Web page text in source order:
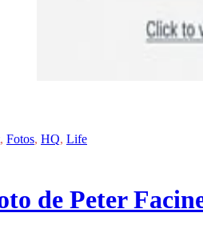
, Fotos, HQ, Life
de Peter